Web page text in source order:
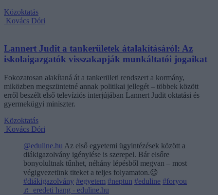
Közoktatás
Kovács Dóri
Lannert Judit a tankerületek átalakításáról: Az
iskolaigazgatók visszakapják munkáltatói jogaikat
Fokozatosan alakítaná át a tankerületi rendszert a kormány,
miközben megszüntetné annak politikai jellegét – többek között
erről beszélt első televíziós interjújában Lannert Judit oktatási és
gyermekügyi miniszter.
Közoktatás
Kovács Dóri
@eduline.hu Az első egyetemi ügyintézések között a
diákigazolvány igénylése is szerepel. Bár elsőre
bonyolultnak tűnhet, néhány lépésből megvan – most
végigvezetünk titeket a teljes folyamaton.😉
#diákigazolvány #egyetem #neptun #eduline #foryou
♬ eredeti hang - eduline.hu